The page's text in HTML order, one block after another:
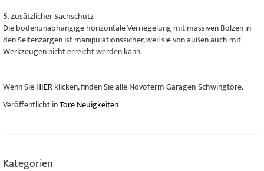
5.Zusätzlicher Sachschutz
Die bodenunabhängige horizontale Verriegelung mit massiven Bolzen in
den Seitenzargen ist manipulationssicher, weil sie von außen auch mit
Werkzeugen nicht erreicht werden kann.
Wenn SieHIER klicken, finden Sie alle Novoferm Garagen-Schwingtore.
Veröffentlicht inTore Neuigkeiten
Kategorien